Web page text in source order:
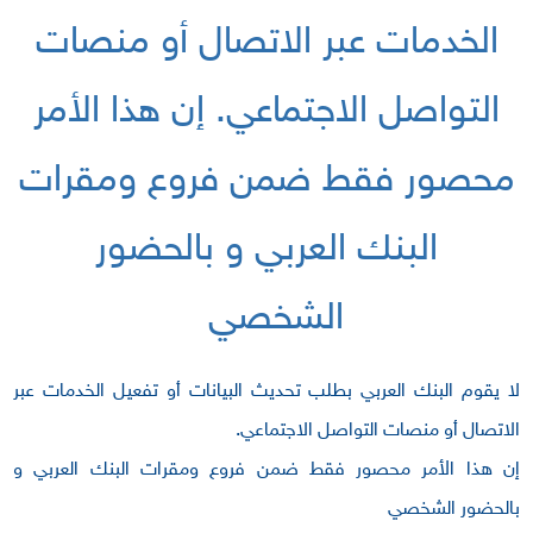
الخدمات عبر الاتصال أو منصات
التواصل الاجتماعي. إن هذا الأمر
محصور فقط ضمن فروع ومقرات
البنك العربي و بالحضور
الشخصي
لا يقوم البنك العربي بطلب تحديث البيانات أو تفعيل الخدمات عبر
الاتصال أو منصات التواصل الاجتماعي.
إن هذا الأمر محصور فقط ضمن فروع ومقرات البنك العربي و
بالحضور الشخصي